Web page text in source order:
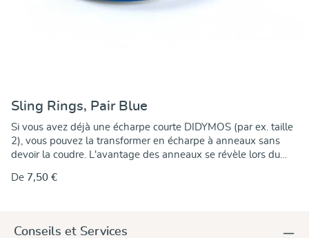
Sling Rings, Pair Blue
Si vous avez déjà une écharpe courte DIDYMOS (par ex. taille
2), vous pouvez la transformer en écharpe à anneaux sans
devoir la coudre. L'avantage des anneaux se révèle lors du
sur l'extrémité libre. Les anneaux serrent le tissu. Tu trouveras
De 7,50 €
Conseils et Services